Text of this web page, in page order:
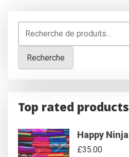
pour :
Recherche
Top rated products
Happy Ninja
£35.00